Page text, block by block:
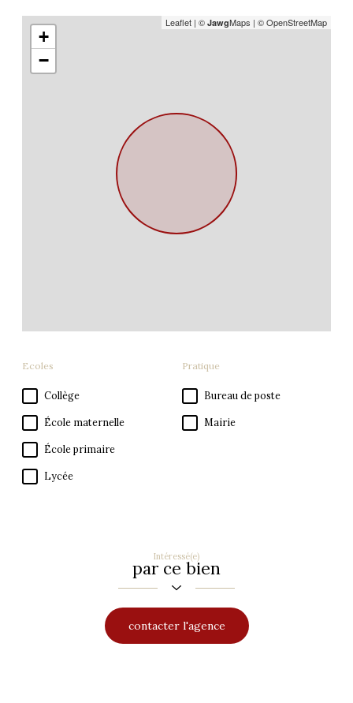
+
−
Leaflet | © JawgMaps | © OpenStreetMap
Ecoles
Collège
École maternelle
École primaire
Lycée
Pratique
Bureau de poste
Mairie
Intéressé(e)
par ce bien
contacter l'agence